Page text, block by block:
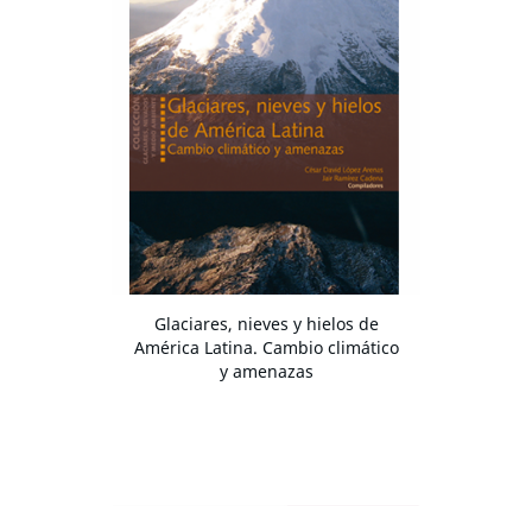
Glaciares, nieves y hielos de
América Latina. Cambio climático
y amenazas